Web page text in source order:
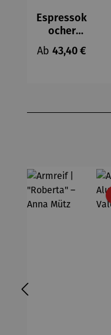
Espressok
ocher
Geschenk
set –
Regulärer Preis:
Ab 43,40 €